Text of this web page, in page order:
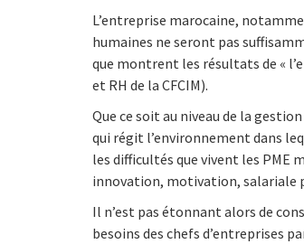
L’entreprise marocaine,
humaines ne seront pas
que montrent les résultats de «
et RH de la CFCIM).
Que ce soit au niveau de la
qui régit l’environnement dans
les difficultés que vivent les PME
innovation, motivation, salariale
Il n’est pas étonnant alors de
besoins des chefs d’entreprises